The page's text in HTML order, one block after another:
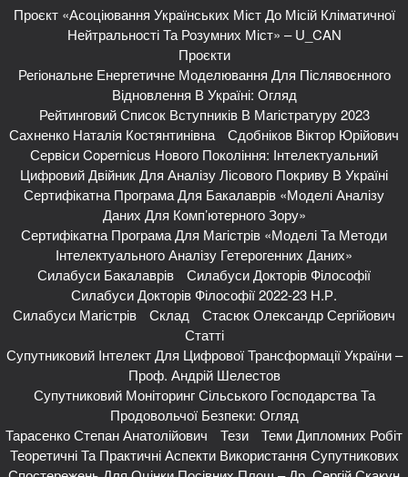
Проєкт «Асоціювання Українських Міст До Місій Кліматичної
Нейтральності Та Розумних Міст» – U_CAN
Проєкти
Регіональне Енергетичне Моделювання Для Післявоєнного
Відновлення В Україні: Огляд
Рейтинговий Список Вступників В Магістратуру 2023
Сахненко Наталія Костянтинівна
Сдобніков Віктор Юрійович
Сервіси Copernicus Нового Покоління: Інтелектуальний
Цифровий Двійник Для Аналізу Лісового Покриву В Україні
Сертифікатна Програма Для Бакалаврів «Моделі Аналізу
Даних Для Комп’ютерного Зору»
Сертифікатна Програма Для Магістрів «Моделі Та Методи
Інтелектуального Аналізу Гетерогенних Даних»
Силабуси Бакалаврів
Силабуси Докторів Філософії
Силабуси Докторів Філософії 2022-23 Н.р.
Силабуси Магістрів
Склад
Стасюк Олександр Сергійович
Статті
Супутниковий Інтелект Для Цифрової Трансформації України –
Проф. Андрій Шелестов
Супутниковий Моніторинг Сільського Господарства Та
Продовольчої Безпеки: Огляд
Тарасенко Степан Анатолійович
Тези
Теми Дипломних Робіт
Теоретичні Та Практичні Аспекти Використання Супутникових